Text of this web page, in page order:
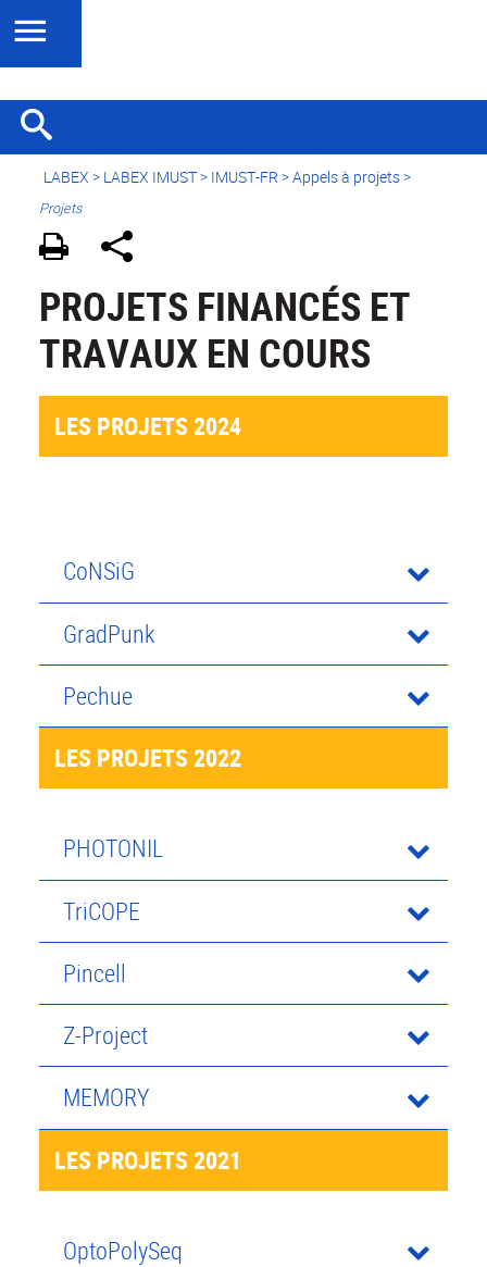
LABEX > LABEX IMUST> IMUST-FR > Appels à projets >
Projets
PROJETS FINANCÉS ET
TRAVAUX EN COURS
LES PROJETS 2024
CoNSiG
GradPunk
Pechue
LES PROJETS 2022
PHOTONIL
TriCOPE
Pincell
Z-Project
MEMORY
LES PROJETS 2021
OptoPolySeq